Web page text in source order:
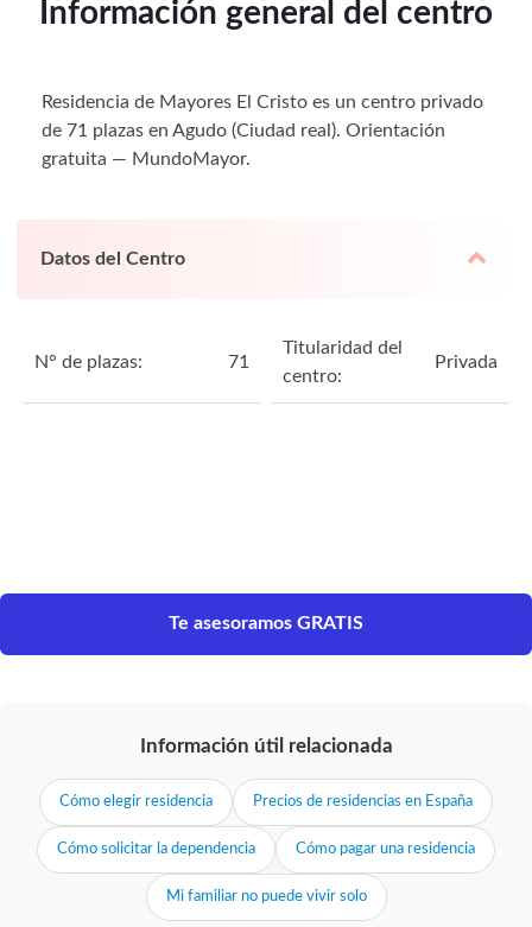
Información general del centro
Residencia de Mayores El Cristo es un centro privado
de 71 plazas en Agudo (Ciudad real). Orientación
gratuita — MundoMayor.
Datos del Centro
N° de plazas: 71
Titularidad del
centro:
Privada
Te asesoramos GRATIS
Información útil relacionada
Cómo elegir residencia Precios de residencias en España
Cómo solicitar la dependencia Cómo pagar una residencia
Mi familiar no puede vivir solo